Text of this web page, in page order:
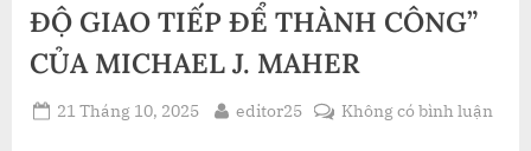
ĐỘ GIAO TIẾP ĐỂ THÀNH CÔNG”
CỦA MICHAEL J. MAHER
Posted
21 Tháng 10, 2025 By
editor25 Không có bình luậnở